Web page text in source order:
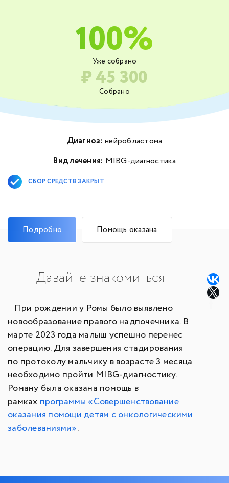
Собрано
₽ 45 300
Уже собрано
100%
Диагноз: нейробластома
Вид лечения: MIBG-диагностика
СБОР СРЕДСТВ ЗАКРЫТ
Подробно Помощь оказана
Давайте знакомиться
При рождении у Ромы было выявлено
новообразование правого надпочечника. В
марте 2023 года малыш успешно перенес
операцию. Для завершения стадирования
по протоколу мальчику в возрасте 3 месяца
необходимо пройти MIBG-диагностику.
Роману была оказана помощь в
рамках программы «Совершенствование
оказания помощи детям с онкологическими
заболеваниями».